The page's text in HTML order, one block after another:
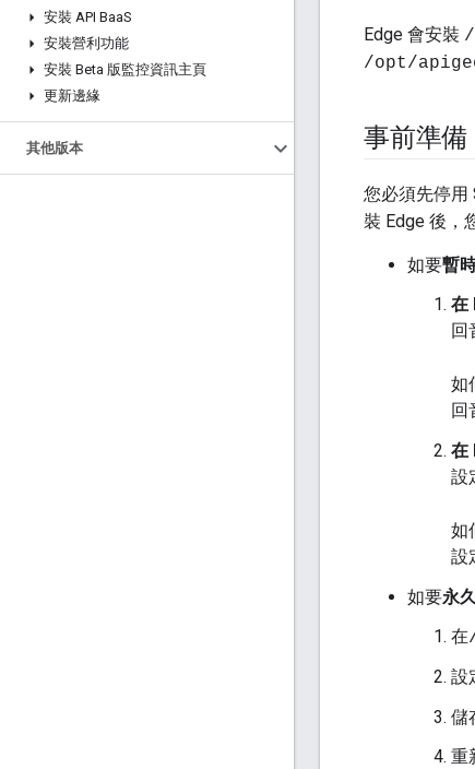
安裝 API BaaS
安裝營利功能
安裝 Beta 版監控資訊主頁
更新邊緣
其他版本
Edge 會安裝 /
/opt/
事前準備
您必須先停用
裝 Edge 後，
如要暫
在
如
在
設
如
設
如要永
在
設
儲
重